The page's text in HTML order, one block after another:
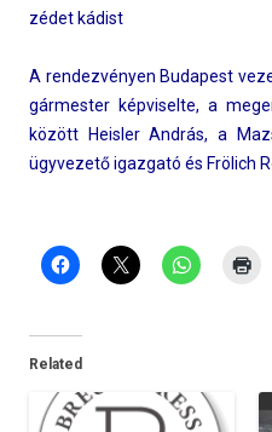
zédet kádist
A re­ndez­vény­en Budapest
gármest­er kép­visel­te, a
között Heisl­er András, a
ügyvezető igaz­gató és Frölich
Related